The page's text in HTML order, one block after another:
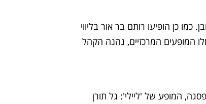
כן הופיעו רותם בר אור בליווי
המופעים המרכזיים, נהנה הקהל
המופע של 'ליילי': גל תורן